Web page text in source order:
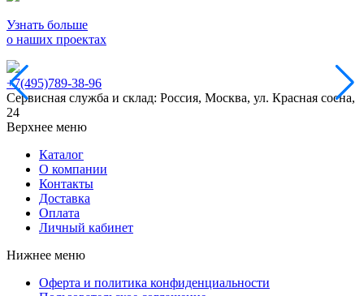
Узнать больше
о наших проектах
+7(495)789-38-96
Сервисная служба и склад: Россия, Москва, ул. Красная сосна,
24
Верхнее меню
Каталог
О компании
Контакты
Доставка
Оплата
Личный кабинет
Нижнее меню
Оферта и политика конфиденциальности